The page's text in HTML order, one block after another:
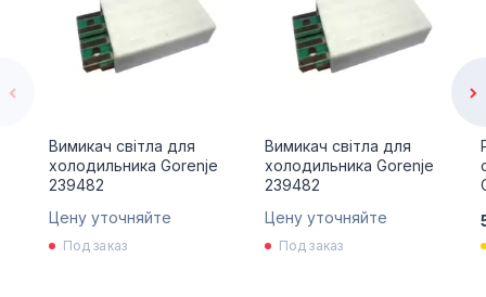
Вимикач світла для
холодильника Gorenje
239482
Цену уточняйте
Под заказ
Вимикач світла для
холодильника Gorenje
239482
Цену уточняйте
Под заказ